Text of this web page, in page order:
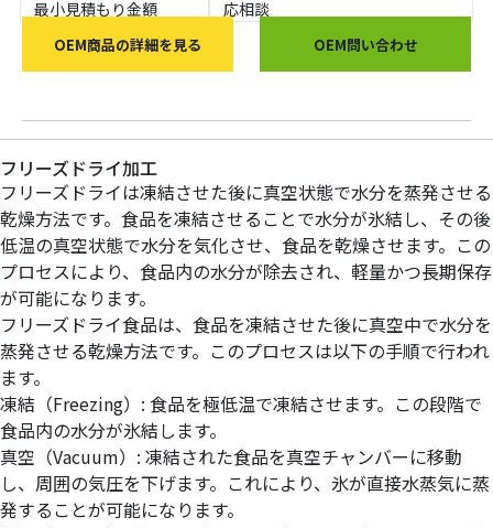
最小見積もり金額 応相談
OEM商品の詳細を見る OEM問い合わせ
フリーズドライ加工
フリーズドライは凍結させた後に真空状態で水分を蒸発させる
乾燥方法です。食品を凍結させることで水分が氷結し、その後
低温の真空状態で水分を気化させ、食品を乾燥させます。この
プロセスにより、食品内の水分が除去され、軽量かつ長期保存
が可能になります。
フリーズドライ食品は、食品を凍結させた後に真空中で水分を
蒸発させる乾燥方法です。このプロセスは以下の手順で行われ
ます。
凍結（Freezing）: 食品を極低温で凍結させます。この段階で
食品内の水分が氷結します。
真空（Vacuum）: 凍結された食品を真空チャンバーに移動
し、周囲の気圧を下げます。これにより、氷が直接水蒸気に蒸
発することが可能になります。